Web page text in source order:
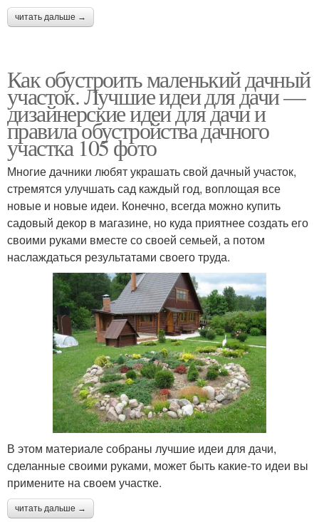
читать дальше →
Как обустроить маленький дачный
участок. Лучшие идеи для дачи —
дизайнерские идеи для дачи и
правила обустройства дачного
участка 105 фото
Многие дачники любят украшать свой дачный участок,
стремятся улучшать сад каждый год, воплощая все
новые и новые идеи. Конечно, всегда можно купить
садовый декор в магазине, но куда приятнее создать его
своими руками вместе со своей семьей, а потом
наслаждаться результатами своего труда.
В этом материале собраны лучшие идеи для дачи,
сделанные своими руками, может быть какие-то идеи вы
примените на своем участке.
читать дальше →